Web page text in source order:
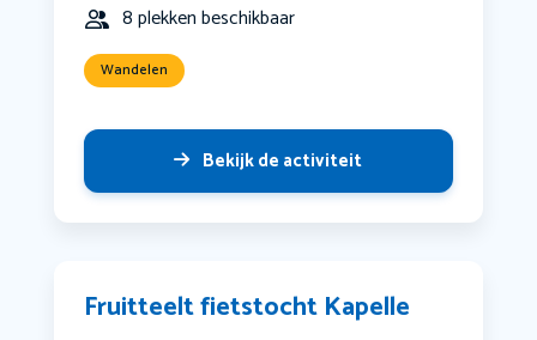
8 plekken beschikbaar
Wandelen
Bekijk de activiteit
Fruitteelt fietstocht Kapelle